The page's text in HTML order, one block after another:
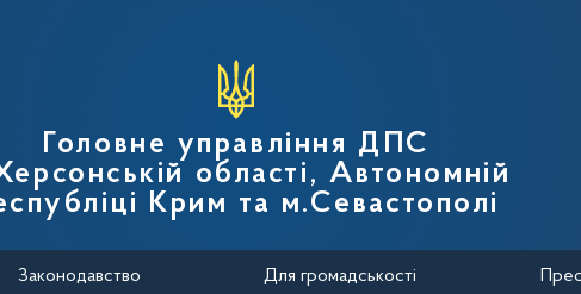
податкової служби України
Головне управління ДПС
області, Автономній
Крим та м.Севастополі
Законодавство Для громадськості